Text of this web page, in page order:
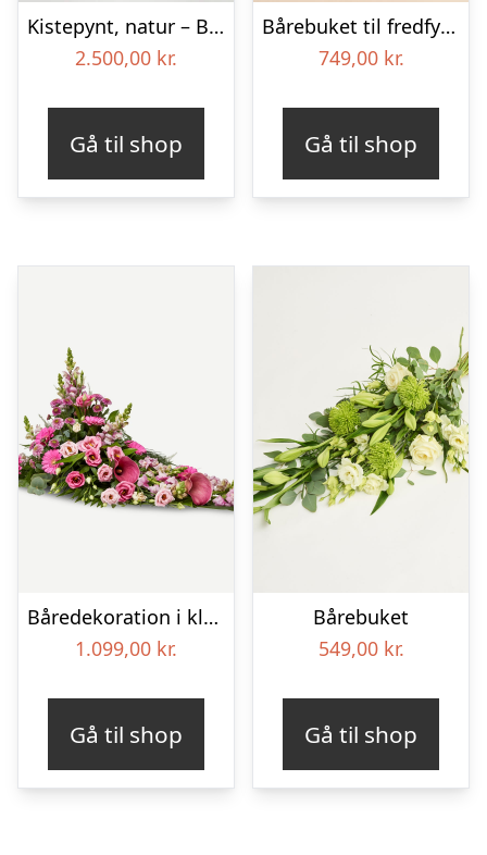
Kistepynt, natur – Blomster til begravelse
2.500,00 kr.
Gå til shop
Bårebuket til fredfyldt kærlighed med bånd
749,00 kr.
Gå til shop
Båredekoration i klassisk stil – pink
1.099,00 kr.
Gå til shop
Bårebuket
549,00 kr.
Gå til shop